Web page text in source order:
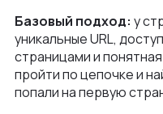
Базовый подход: у
уникальные URL,
страницами и
пройти по цепочке и
попали на первую